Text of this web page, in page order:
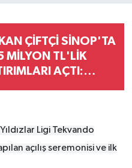
ÇİFTÇİ SİNOP'TA
MİLYON TL'LİK
AÇTI:
Ligi Tekvando
açılış seremonisi ve ilk